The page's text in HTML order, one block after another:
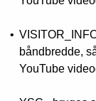
båndbredde,
YouTube